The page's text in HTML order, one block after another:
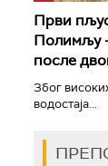
Први
Полимљу
после
Због
водостаја...